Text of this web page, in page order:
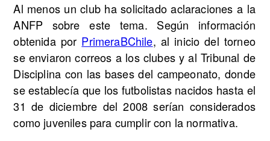
Al menos un club ha solicitado aclaraciones a la
ANFP sobre este tema. Según información
obtenida por PrimeraBChile, al inicio del torneo
se enviaron correos a los clubes y al Tribunal de
Disciplina con las bases del campeonato, donde
se establecía que los futbolistas nacidos hasta el
31 de diciembre del 2008 serían considerados
como juveniles para cumplir con la normativa.